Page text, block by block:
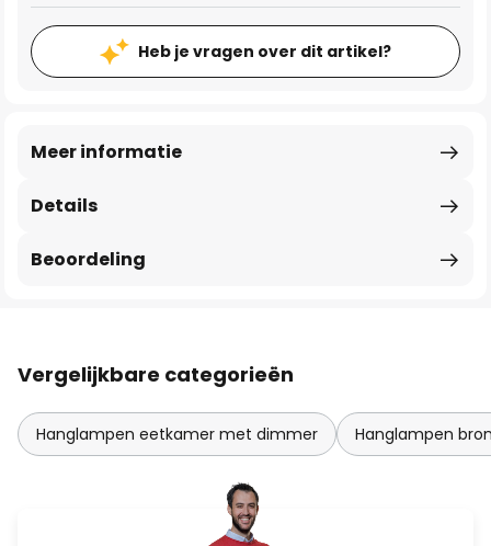
Heb je vragen over dit artikel?
Details
Meer informatie
Beoordeling
Vergelijkbare categorieën
Hanglampen eetkamer met dimmer Hanglampen